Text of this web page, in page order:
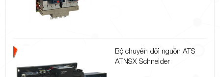
Bộ chuyển đổi nguồn ATS
ATNSX Schneider